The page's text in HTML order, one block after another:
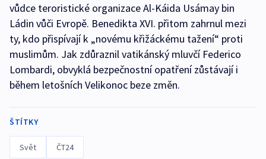
vůdce teroristické organizace Al-Káida Usámay bin
Ládin vůči Evropě. Benedikta XVI. přitom zahrnul mezi
ty, kdo přispívají k „novému křižáckému tažení“ proti
muslimům. Jak zdůraznil vatikánský mluvčí Federico
Lombardi, obvyklá bezpečnostní opatření zůstávají i
během letošních Velikonoc beze změn.
ŠTÍTKY
Svět ČT24